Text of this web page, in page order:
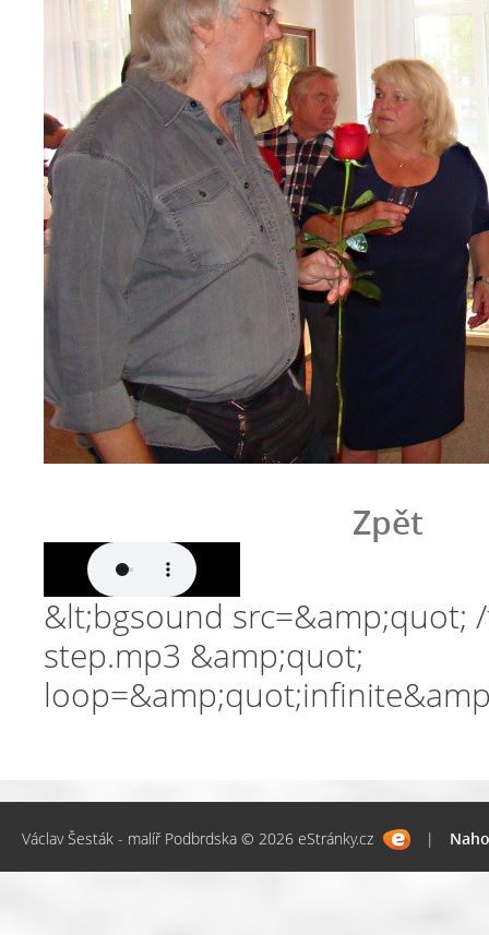
Zpět
&lt;bgsound src=&amp;quot;
step.mp3 &amp;quot;
Václav Šesták - malíř Podbrdska © 2026 eStránky.cz |